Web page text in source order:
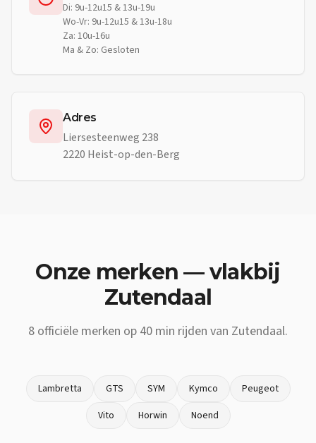
Di: 9u-12u15 & 13u-19u
Wo-Vr: 9u-12u15 & 13u-18u
Za: 10u-16u
Ma & Zo: Gesloten
Adres
Liersesteenweg 238
2220 Heist-op-den-Berg
Onze merken — vlakbij
Zutendaal
8 officiële merken op 40 min rijden van Zutendaal.
Lambretta GTS SYM Kymco
Peugeot
Vito
Horwin Noend